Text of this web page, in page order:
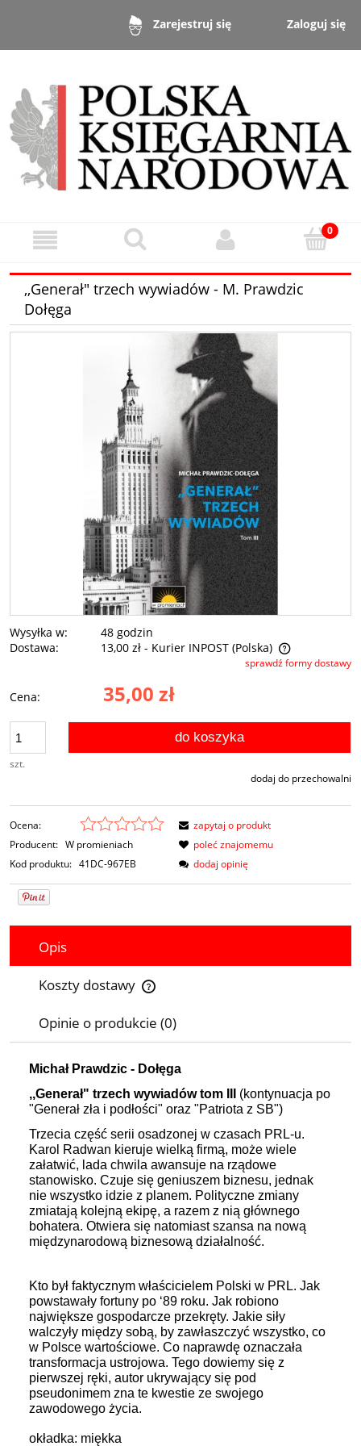
Zarejestruj się Zaloguj się
,,Generał" trzech wywiadów - M. Prawdzic
Dołęga
Wysyłka w:
48 godzin
Dostawa:
13,00 zł - Kurier INPOST (Polska)
Cena nie zawiera ewentualnych kosztów płatnościsprawdź formy dostawy
Cena: 35,00 zł
szt.
do koszyka
dodaj do przechowalni
Ocena:
Producent: W promieniach
Kod produktu: 41DC-967EB
zapytaj o produkt
poleć znajomemu
dodaj opinię
Opis
Koszty dostawy
Cena nie zawiera ewentualnych kosztów płatności
Opinie o produkcie (0)
Michał Prawdzic - Dołęga
,,Generał" trzech wywiadów tom III
(kontynuacja po
"Generał zła i podłości" oraz "Patriota z SB")
Trzecia część serii osadzonej w czasach PRL-u.
Karol Radwan kieruje wielką firmą, może wiele
załatwić, lada chwila awansuje na rządowe
stanowisko. Czuje się geniuszem biznesu, jednak
nie wszystko idzie z planem. Polityczne zmiany
zmiatają kolejną ekipę, a razem z nią głównego
bohatera. Otwiera się natomiast szansa na nową
międzynarodową biznesową działalność.
Kto był faktycznym właścicielem Polski w PRL. Jak
powstawały fortuny po ‘89 roku. Jak robiono
największe gospodarcze przekręty. Jakie siły
walczyły między sobą, by zawłaszczyć wszystko, co
w Polsce wartościowe. Co naprawdę oznaczała
transformacja ustrojowa. Tego dowiemy się z
pierwszej ręki, autor ukrywający się pod
pseudonimem zna te kwestie ze swojego
zawodowego życia.
okładka: miękka